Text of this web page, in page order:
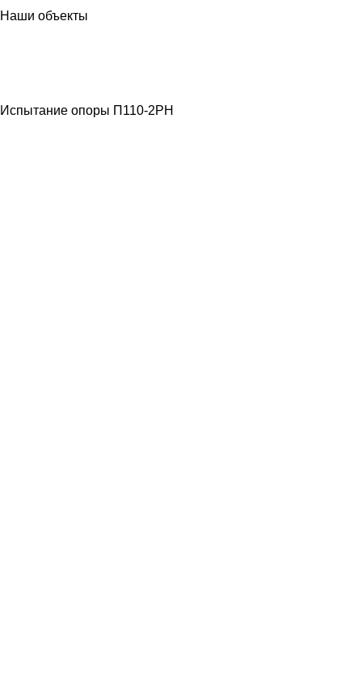
Наши объекты
Испытание опоры П110-2РН